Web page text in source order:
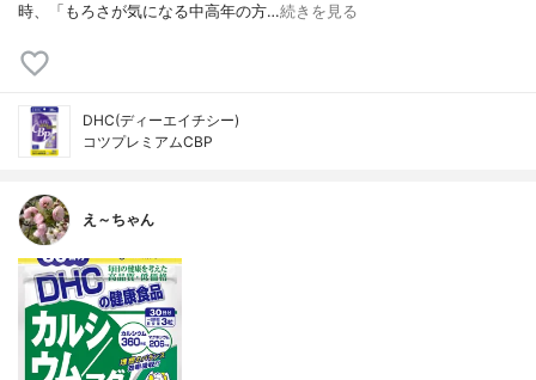
時、「もろさが気になる中高年の方…続きを見る
DHC(ディーエイチシー)
コツプレミアムCBP
え～ちゃん